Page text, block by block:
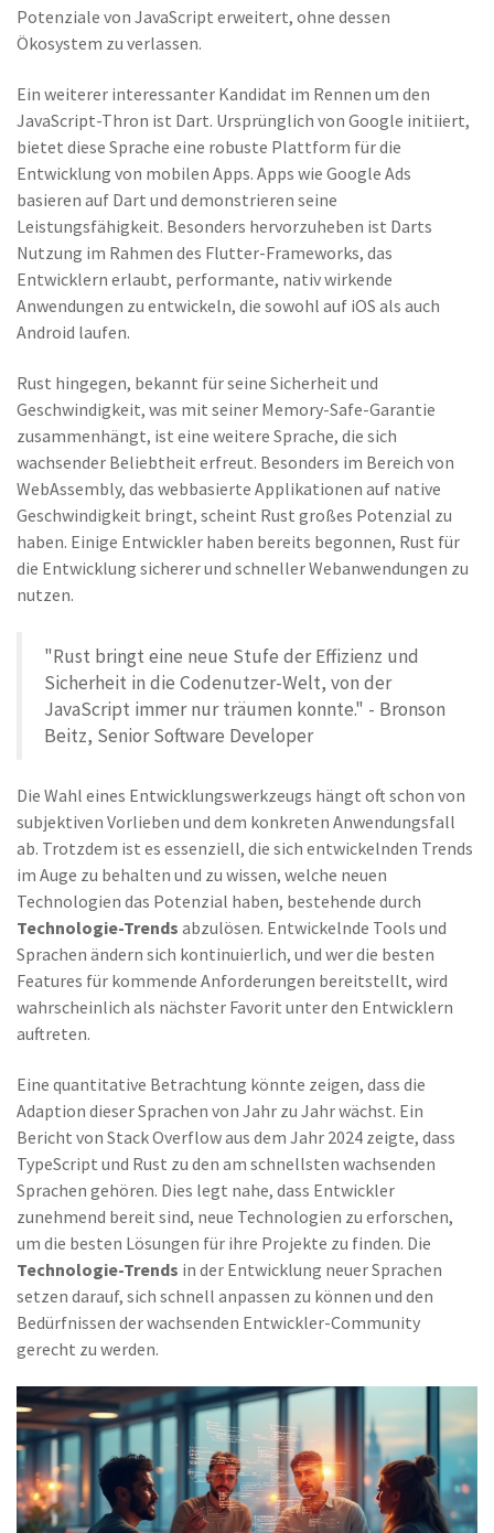
Potenziale von JavaScript erweitert, ohne dessen
Ökosystem zu verlassen.
Ein weiterer interessanter Kandidat im Rennen um den
JavaScript-Thron ist Dart. Ursprünglich von Google initiiert,
bietet diese Sprache eine robuste Plattform für die
Entwicklung von mobilen Apps. Apps wie Google Ads
basieren auf Dart und demonstrieren seine
Leistungsfähigkeit. Besonders hervorzuheben ist Darts
Nutzung im Rahmen des Flutter-Frameworks, das
Entwicklern erlaubt, performante, nativ wirkende
Anwendungen zu entwickeln, die sowohl auf iOS als auch
Android laufen.
Rust hingegen, bekannt für seine Sicherheit und
Geschwindigkeit, was mit seiner Memory-Safe-Garantie
zusammenhängt, ist eine weitere Sprache, die sich
wachsender Beliebtheit erfreut. Besonders im Bereich von
WebAssembly, das webbasierte Applikationen auf native
Geschwindigkeit bringt, scheint Rust großes Potenzial zu
haben. Einige Entwickler haben bereits begonnen, Rust für
die Entwicklung sicherer und schneller Webanwendungen zu
nutzen.
"Rust bringt eine neue Stufe der Effizienz und
Sicherheit in die Codenutzer-Welt, von der
JavaScript immer nur träumen konnte." - Bronson
Beitz, Senior Software Developer
Die Wahl eines Entwicklungswerkzeugs hängt oft schon von
subjektiven Vorlieben und dem konkreten Anwendungsfall
ab. Trotzdem ist es essenziell, die sich entwickelnden Trends
im Auge zu behalten und zu wissen, welche neuen
Technologien das Potenzial haben, bestehende durch
Technologie-Trends abzulösen. Entwickelnde Tools und
Sprachen ändern sich kontinuierlich, und wer die besten
Features für kommende Anforderungen bereitstellt, wird
wahrscheinlich als nächster Favorit unter den Entwicklern
auftreten.
Eine quantitative Betrachtung könnte zeigen, dass die
Adaption dieser Sprachen von Jahr zu Jahr wächst. Ein
Bericht von Stack Overflow aus dem Jahr 2024 zeigte, dass
TypeScript und Rust zu den am schnellsten wachsenden
Sprachen gehören. Dies legt nahe, dass Entwickler
zunehmend bereit sind, neue Technologien zu erforschen,
um die besten Lösungen für ihre Projekte zu finden. Die
Technologie-Trends in der Entwicklung neuer Sprachen
setzen darauf, sich schnell anpassen zu können und den
Bedürfnissen der wachsenden Entwickler-Community
gerecht zu werden.